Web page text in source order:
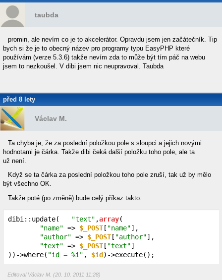
taubda
promin, ale nevím co je to akcelerátor. Opravdu jsem jen začátečník. Tip
bych si že je to obecný název pro programy typu EasyPHP které
používám (verze 5.3.6) takže nevím zda to může být tím páč na webu
jsem to nezkoušel. V dibi jsem nic neupravoval. Taubda
před 8 lety
Václav M.
Ta chyba je, že za poslední položkou pole s sloupci a jejich novými
hodnotami je čárka. Takže dibi čeká další položku toho pole, ale ta
už není.
Když se ta čárka za poslední položkou toho pole zruší, tak už by mělo
být všechno OK.
Takže poté (po změně) bude celý příkaz takto:
dibi::update( "text" ,array(
"name" => $_POST [ "name"],
"author" => $_POST [ "author"],
"text" => $_POST [ "text"]
))->where( "id = %i" , $id )->execute();
Editoval Václav M. (20. 10. 2011 11:28)